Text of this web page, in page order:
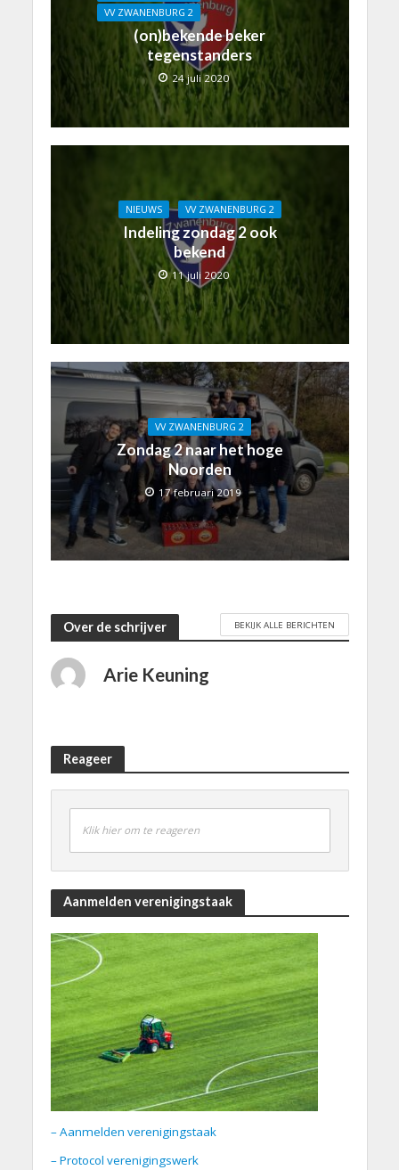
VV ZWANENBURG 2
(on)bekende beker
tegenstanders
24 juli 2020
NIEUWS VV ZWANENBURG 2
Indeling zondag 2 ook
bekend
11 juli 2020
VV ZWANENBURG 2
Zondag 2 naar het hoge
Noorden
17 februari 2019
Over de schrijver BEKIJK ALLE BERICHTEN
Arie Keuning
Reageer
Klik hier om te reageren
Aanmelden verenigingstaak
– Aanmelden verenigingstaak
– Protocol verenigingswerk